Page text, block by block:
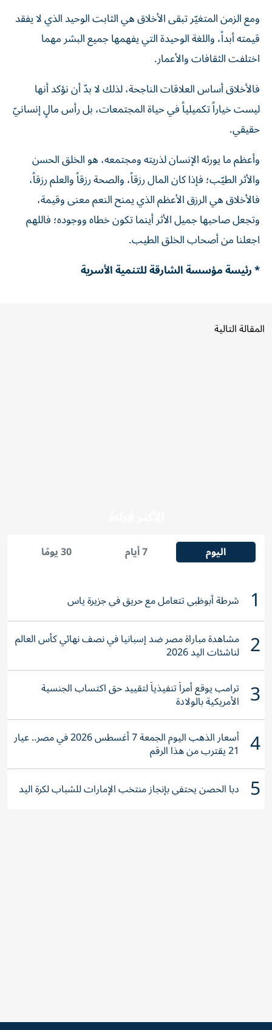
ومع الزمن المتغيّر تبقى الأخلاق هي الثابت الوحيد الذي لا يفقد
قيمته أبداً، واللغة الوحيدة التي يفهمها جميع البشر مهما
اختلفت الثقافات والأعمار.
فالأخلاق أساس العلاقات الناجحة، لذلك لا بدّ أن نؤكد أنها
ليست خياراً تكميلياً في حياة المجتمعات، بل رأس مالٍ إنسانيّ
حقيقي.
وأعظم ما يورثه الإنسان لذريته ومجتمعه، هو الخلق الحسن
والأثر الطيّب؛ فإذا كان المال رزقاً، والصحة رزقاً والعلم رزقاً،
فالأخلاق هي الرزق الأعظم الذي يمنح النعم معنى وقيمة،
وتجعل صاحبها جميل الأثر أينما تكون خطاه ووجوده؛ فاللهم
اجعلنا من أصحاب الخلق الطيب.
* رئيسة مؤسسة الشارقة للتنمية الأسرية
المقالة التالية
اليوم 7 أيام 30 يومًا
1 شرطة أبوظبي تتعامل مع حريق في جزيرة ياس
2 مشاهدة مباراة مصر ضد إسبانيا في نصف نهائي كأس العالم
لناشئات اليد 2026
3 ترامب يوقع أمراً تنفيذياً لتقييد حق اكتساب الجنسية
الأمريكية بالولادة
4 أسعار الذهب اليوم الجمعة 7 أغسطس 2026 في مصر.. عيار
21 يقترب من هذا الرقم
5 دبا الحصن يحتفي بإنجاز منتخب الإمارات للشباب لكرة اليد